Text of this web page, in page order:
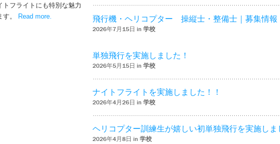
トフライトにも特別な魅力
す。 Read more – ‘ナイトフライトを実施しました！！’
飛行機・ヘリコプター 操縦士・整備士｜募集情報
2026年7月15日 in 学校
単独飛行を実施しました！
2026年5月15日 in 学校
ナイトフライトを実施しました！！
2026年4月26日 in 学校
ヘリコプター訓練生が嬉しい初単独飛行を実施しま
2026年4月8日 in 学校